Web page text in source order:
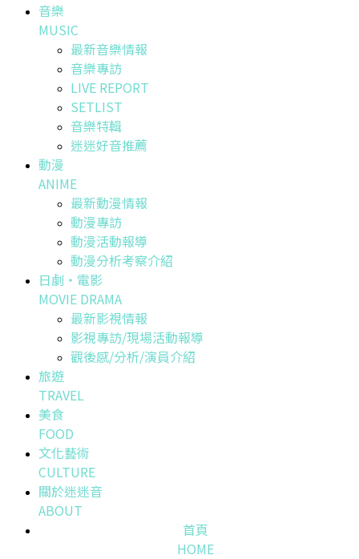
音樂
MUSIC
最新音樂情報
音樂專訪
LIVE REPORT
SETLIST
音樂特輯
迷迷好音推薦
動漫
ANIME
最新動漫情報
動漫專訪
動漫活動報導
動漫分析考察介紹
日劇・電影
MOVIE DRAMA
最新影視情報
影視專訪/現場活動報導
觀後感/分析/演員介紹
旅遊
TRAVEL
美食
FOOD
文化藝術
CULTURE
關於迷迷音
ABOUT
首頁
HOME